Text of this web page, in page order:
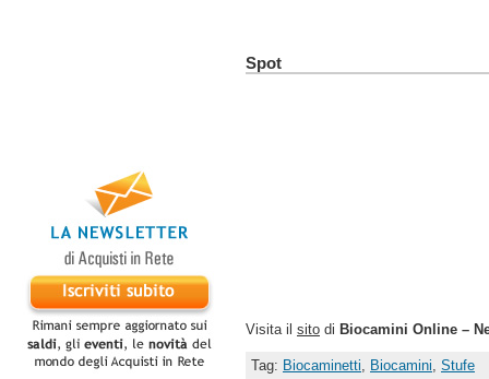
Spot
Visita il sito di Biocamini Online –
Tag: Biocaminetti, Biocamini, Stufe